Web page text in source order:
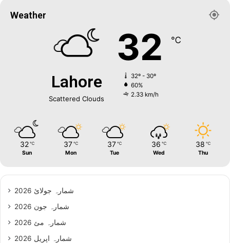
Weather
Lahore
Scattered Clouds
32 ℃
32º - 30º
60%
2.33 km/h
32 ℃
Sun
37 ℃
Mon
37 ℃
Tue
36 ℃
Wed
38 ℃
Thu
شمارہ جولائ 2026
شمارہ جون 2026
شمارہ مئ 2026
شمارہ اپریل 2026